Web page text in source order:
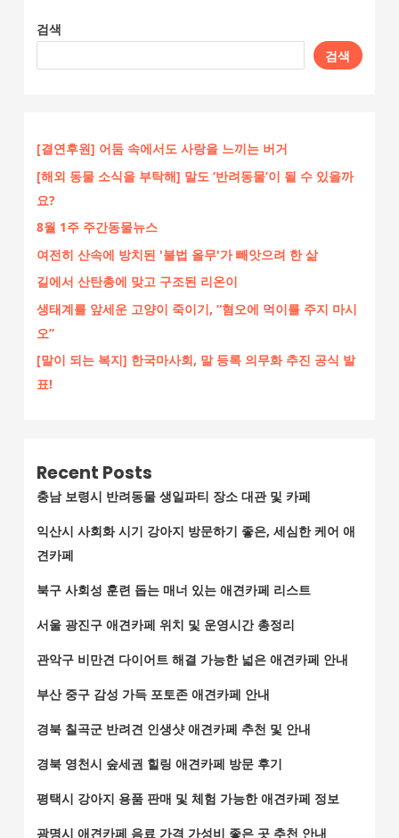
검색
검색
[결연후원] 어둠 속에서도 사랑을 느끼는 버거
[해외 동물 소식을 부탁해] 말도 ‘반려동물’이 될 수 있을까
요?
8월 1주 주간동물뉴스
여전히 산속에 방치된 '불법 올무'가 빼앗으려 한 삶
길에서 산탄총에 맞고 구조된 리온이
생태계를 앞세운 고양이 죽이기, “혐오에 먹이를 주지 마시
오”
[말이 되는 복지] 한국마사회, 말 등록 의무화 추진 공식 발
표!
Recent Posts
충남 보령시 반려동물 생일파티 장소 대관 및 카페
익산시 사회화 시기 강아지 방문하기 좋은, 세심한 케어 애
견카페
북구 사회성 훈련 돕는 매너 있는 애견카페 리스트
서울 광진구 애견카페 위치 및 운영시간 총정리
관악구 비만견 다이어트 해결 가능한 넓은 애견카페 안내
부산 중구 감성 가득 포토존 애견카페 안내
경북 칠곡군 반려견 인생샷 애견카페 추천 및 안내
경북 영천시 숲세권 힐링 애견카페 방문 후기
평택시 강아지 용품 판매 및 체험 가능한 애견카페 정보
광명시 애견카페 음료 가격 가성비 좋은 곳 추천 안내